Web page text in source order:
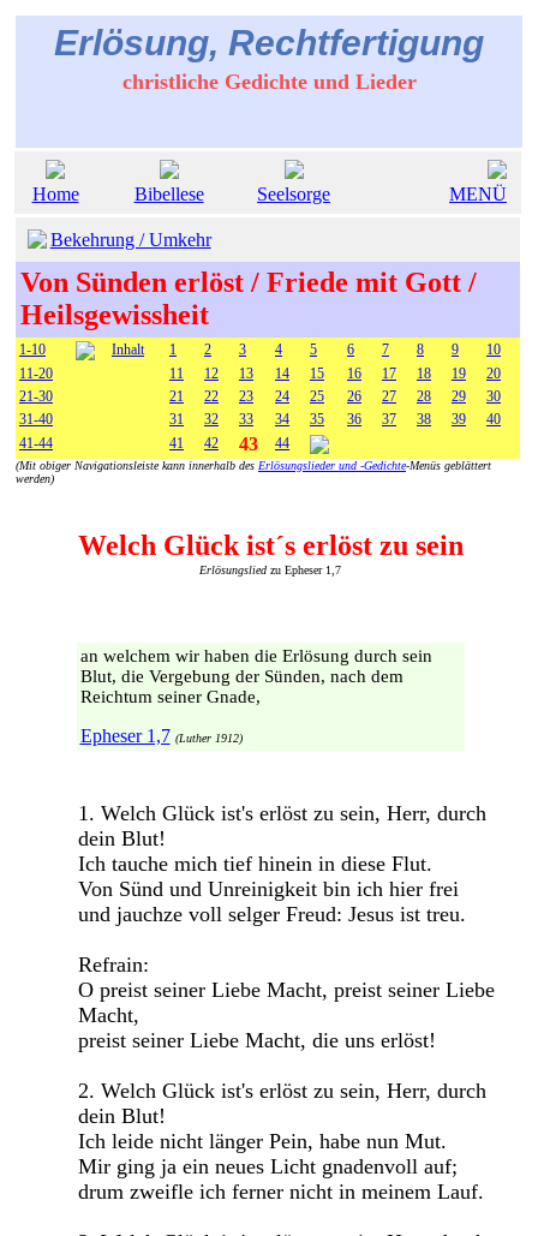
Erlösung, Rechtfertigung
christliche Gedichte und Lieder
Home Bibellese Seelsorge MENÜ
Bekehrung / Umkehr
Von Sünden erlöst / Friede mit Gott /
Heilsgewissheit
1-10 Inhalt 1 2 3 4 5 6 7 8 9
10
11-20
11 12 13 14 15 16 17 18 19
20
21-30
21 22 23 24 25 26 27 28 29
30
31-40
31 32 33 34 35 36 37 38 39
40
41-44
41 42 43 44
(Mit obiger Navigationsleiste kann innerhalb des Erlösungslieder und -Gedichte-Menüs geblättert
werden)
Welch Glück ist´s erlöst zu sein
Erlösungslied zu Epheser 1,7
an welchem wir haben die Erlösung durch sein
Blut, die Vergebung der Sünden, nach dem
Reichtum seiner Gnade,
Epheser 1,7 (Luther 1912)
1. Welch Glück ist's erlöst zu sein, Herr, durch
dein Blut!
Ich tauche mich tief hinein in diese Flut.
Von Sünd und Unreinigkeit bin ich hier frei
und jauchze voll selger Freud: Jesus ist treu.
Refrain:
O preist seiner Liebe Macht, preist seiner Liebe
Macht,
preist seiner Liebe Macht, die uns erlöst!
2. Welch Glück ist's erlöst zu sein, Herr, durch
dein Blut!
Ich leide nicht länger Pein, habe nun Mut.
Mir ging ja ein neues Licht gnadenvoll auf;
drum zweifle ich ferner nicht in meinem Lauf.